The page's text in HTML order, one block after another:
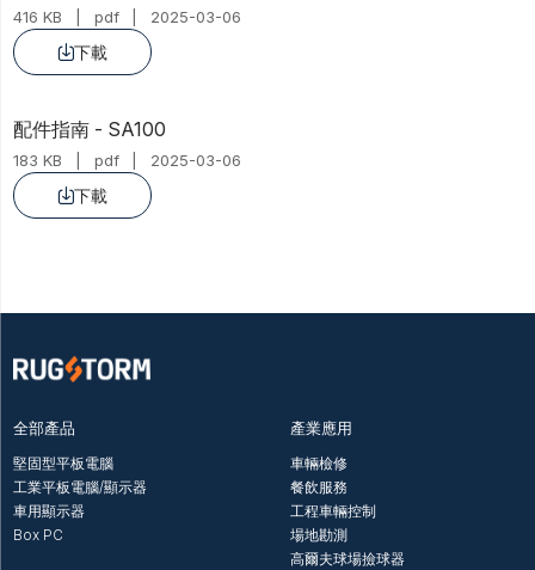
416 KB pdf 2025-03-06
下載
配件指南 - SA100
183 KB pdf 2025-03-06
下載
全部產品
堅固型平板電腦
工業平板電腦/顯示器
車用顯示器
Box PC
產業應用
車輛檢修
餐飲服務
工程車輛控制
場地勘測
高爾夫球場撿球器